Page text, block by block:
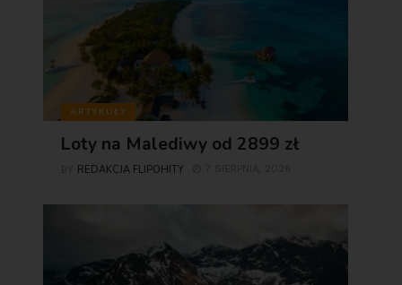
ARTYKUŁY
Loty na Malediwy od 2899 zł
REDAKCJA FLIPOHITY